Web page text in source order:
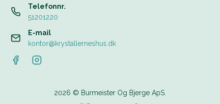
Telefonnr.
51201220
E-mail
kontor@krystallerneshus.dk
2026 © Burmeister Og Bjerge ApS.